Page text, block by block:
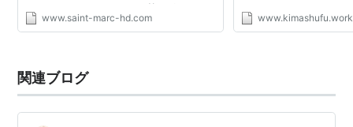
いるだけで、ワクワクとして笑みがこぼれ
る。 気持ちが浮き立って、おどり出したくな
www.saint-marc-hd.com www.kimashufu.work
関連ブログ